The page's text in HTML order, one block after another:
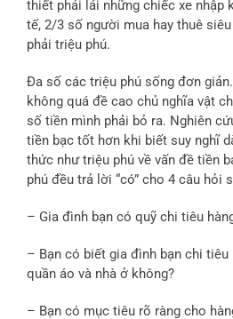
thiết phải lái những chiếc xe nhập
tế, 2/3 số người mua hay thuê
phải triệu phú.
Đa số các triệu phú sống đơn
không quá đề cao chủ nghĩa vật
số tiền mình phải bỏ ra. Nghiên
tiền bạc tốt hơn khi biết suy nghĩ
thức như triệu phú về vấn đề tiền
phú đều trả lời “có” cho 4 câu hỏi
– Gia đình bạn có quỹ chi tiêu
– Bạn có biết gia đình bạn chi
quần áo và nhà ở không?
– Bạn có mục tiêu rõ ràng cho